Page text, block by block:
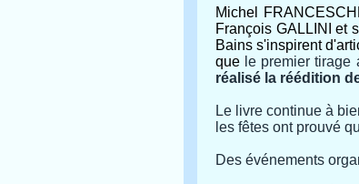
Michel
François GALLINI et
Bains s'inspirent
que le premier tirage
réalisé la réédition
Le livre continue à
les fêtes ont prouvé
Des événements